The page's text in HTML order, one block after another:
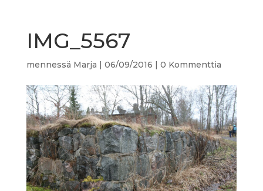
IMG_5567
mennessä Marja | 06/09/2016 | 0 Kommenttia